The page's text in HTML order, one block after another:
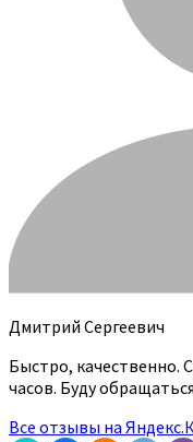
Дмитрий Сергеевич
Быстро, качественно.
часов. Буду
Все отзывы на